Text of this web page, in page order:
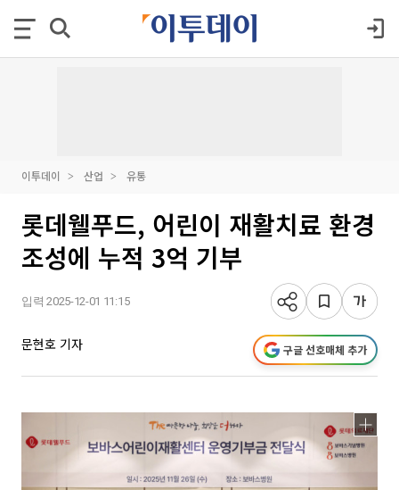
이투데이 산업 유통
롯데웰푸드, 어린이 재활치료 환경
조성에 누적 3억 기부
입력 2025-12-01 11:15
문현호 기자 구글 선호매체 추가